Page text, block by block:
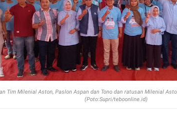
Tim Milenial Aston, Paslon Aspan dan Tono dan ratusan Milenial
(Poto:Supri/teboonline.id)